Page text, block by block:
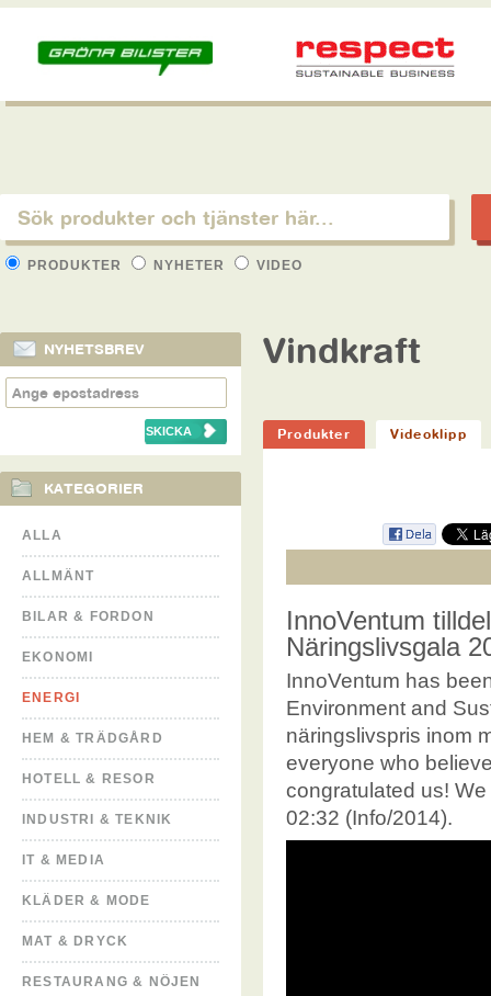
PRODUKTER NYHETER VIDEO
NYHETSBREV
KATEGORIER
ALLA
ALLMÄNT
BILAR & FORDON
EKONOMI
ENERGI
HEM & TRÄDGÅRD
HOTELL & RESOR
INDUSTRI & TEKNIK
IT & MEDIA
KLÄDER & MODE
MAT & DRYCK
RESTAURANG & NÖJEN
Vindkraft
Produkter Videoklipp
InnoVentum
Näringslivsgala
InnoVentum has
Environment and
näringslivspris inom
everyone who
congratulated us!
02:32 (Info/2014).